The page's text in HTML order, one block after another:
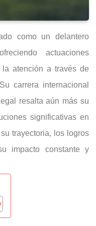
como un delantero
actuaciones
atención a través de
carrera internacional
resalta aún más su
significativas en
trayectoria, los logros
impacto constante y